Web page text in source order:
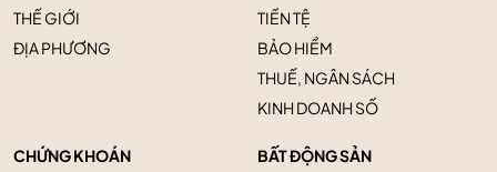
THẾ GIỚI
ĐỊA PHƯƠNG
TIỀN TỆ
BẢO HIỂM
THUẾ, NGÂN SÁCH
KINH DOANH SỐ
CHỨNG KHOÁN
BẤT ĐỘNG SẢN